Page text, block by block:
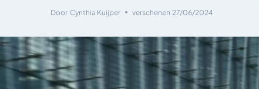
Door Cynthia Kuijper verschenen 27/06/2024